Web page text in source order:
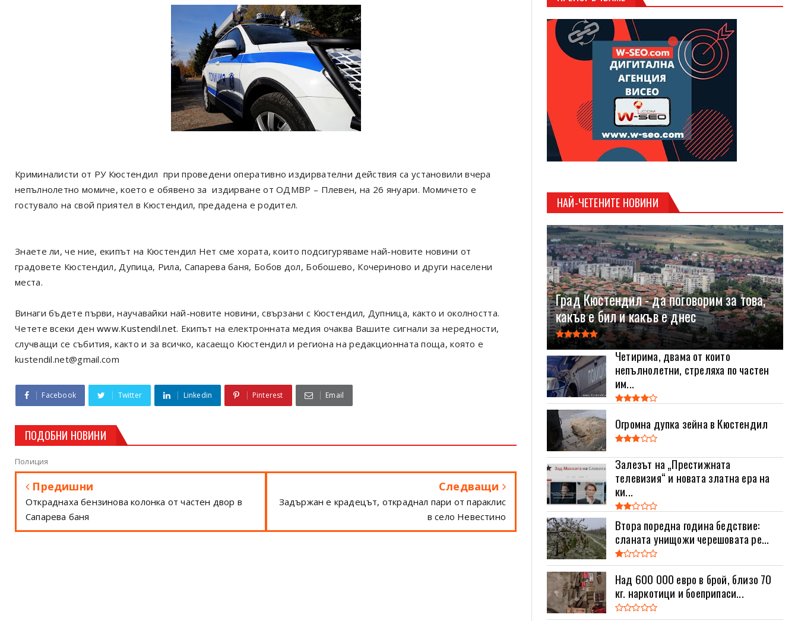
Криминалисти от РУ Кюстендил при проведени оперативно издирвателни действия са установили вчера
непълнолетно момиче, което е обявено за издирване от ОДМВР – Плевен, на 26 януари. Момичето е
гостувало на свой приятел в Кюстендил, предадена е родител.
Знаете ли, че ние, екипът на Кюстендил Нет сме хората, които подсигуряваме най-новите новини от
градовете Кюстендил, Дупица, Рила, Сапарева баня, Бобов дол, Бобошево, Кочериново и други населени
места.
Винаги бъдете първи, научавайки най-новите новини, свързани с Кюстендил, Дупница, както и околността.
Четете всеки денwww.Kustendil.net. Екипът на електронната медия очаква Вашите сигнали за нередности,
случващи се събития, както и за всичко, касаещо Кюстендил и региона на редакционната поща, която е
kustendil.net@gmail.com
Facebook Twitter Linkedin Pinterest Email
ПОДОБНИ НОВИНИ
Полиция
Предишни
Откраднаха бензинова колонка от частен двор в
Сапарева баня
Следващи
Задържан е крадецът, откраднал пари от параклис
в село Невестино
НАЙ-ЧЕТЕНИТЕ НОВИНИ
Град Кюстендил - да поговорим за това,
какъв е бил и какъв е днес
Четирима, двама от които
непълнолетни, стреляха по частен
им...
Огромна дупка зейна в Кюстендил
Залезът на „Престижната
телевизия“ и новата златна ера на
ки...
Втора поредна година бедствие:
сланата унищожи черешовата ре...
Над 600 000 евро в брой, близо 70
кг. наркотици и боеприпаси...